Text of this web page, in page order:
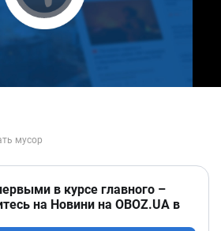
Play Video
в курсе главного –
на Новини на OBOZ.UA в